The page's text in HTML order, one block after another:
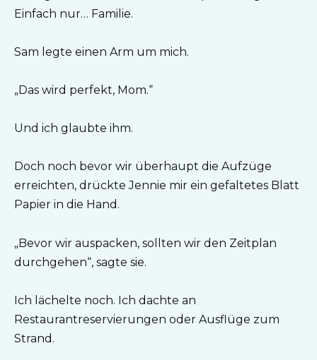
Einfach nur… Familie.
Sam legte einen Arm um mich.
„Das wird perfekt, Mom.“
Und ich glaubte ihm.
Doch noch bevor wir überhaupt die Aufzüge
erreichten, drückte Jennie mir ein gefaltetes Blatt
Papier in die Hand.
„Bevor wir auspacken, sollten wir den Zeitplan
durchgehen“, sagte sie.
Ich lächelte noch. Ich dachte an
Restaurantreservierungen oder Ausflüge zum
Strand.